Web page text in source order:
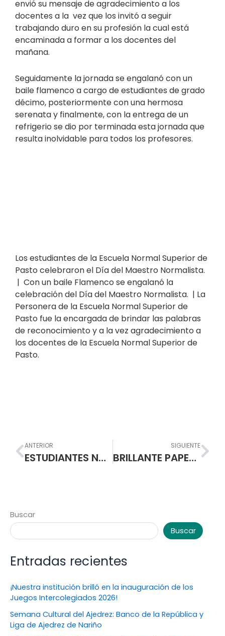
envió su mensaje de agradecimiento a los
docentes a la vez que los invitó a seguir
trabajando duro en su profesión la cual está
encaminada a formar a los docentes del
mañana.
Seguidamente la jornada se engalanó con un
baile flamenco a cargo de estudiantes de grado
décimo, posteriormente con una hermosa
serenata y finalmente, con la entrega de un
refrigerio se dio por terminada esta jornada que
resulta inolvidable para todos los profesores.
Los estudiantes de la Escuela Normal Superior de
Pasto celebraron el Día del Maestro Normalista.
| Con un baile Flamenco se engalanó la
celebración del Día del Maestro Normalista. | La
Personera de la Escuela Normal Superior de
Pasto fue la encargada de brindar las palabras
de reconocimiento y a la vez agradecimiento a
los docentes de la Escuela Normal Superior de
Pasto.
Prev
ANTERIOR
ESTUDIANTES NORMALISTAS VIVIERON LA FERIA DEL IDIOMA INGLÉS
SIGUIENTE
BRILLANTE PAPEL DE NORMALISTAS EN LOS JUEGOS INTERCOLEGIADOS 2016
Buscar
Buscar
Entradas recientes
¡Nuestra institución brilló en la inauguración de los
Juegos Intercolegiados 2026!
Semana Cultural del Ajedrez: Banco de la República y
Liga de Ajedrez de Nariño